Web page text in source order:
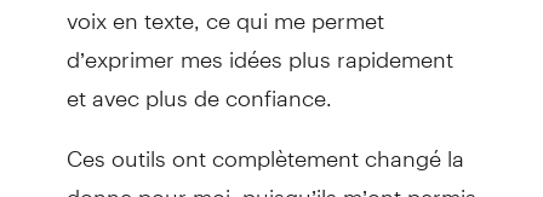
voix en texte, ce qui me permet
d’exprimer mes idées plus rapidement
et avec plus de confiance.
Ces outils ont complètement changé la
donne pour moi, puisqu’ils m’ont permis